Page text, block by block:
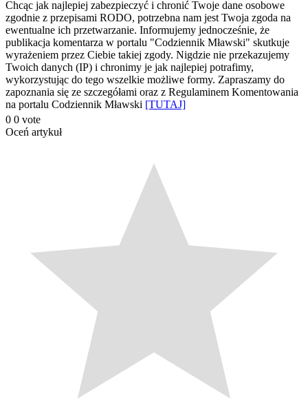
się
Chcąc jak najlepiej zabezpieczyć i chronić Twoje dane osobowe
zgodnie z przepisami RODO, potrzebna nam jest Twoja zgoda na
ewentualne ich przetwarzanie. Informujemy jednocześnie, że
publikacja komentarza w portalu "Codziennik Mławski" skutkuje
wyrażeniem przez Ciebie takiej zgody. Nigdzie nie przekazujemy
Twoich danych (IP) i chronimy je jak najlepiej potrafimy,
wykorzystując do tego wszelkie możliwe formy. Zapraszamy do
zapoznania się ze szczegółami oraz z Regulaminem Komentowania
na portalu Codziennik Mławski [TUTAJ]
0 0 vote
Oceń artykuł